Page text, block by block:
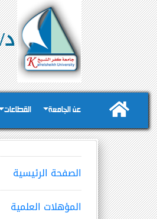
عن الجامعة القطاعات
الصفحة الرئيسية
المؤهلات العلمية